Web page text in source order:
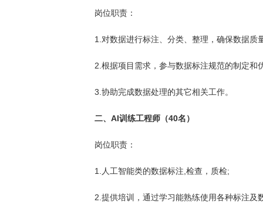
岗位职责：
1.对数据进行标注、分类、整理，确保数据质
2.根据项目需求，参与数据标注规范的制定和
3.协助完成数据处理的其它相关工作。
二、AI训练工程师（40名）
岗位职责：
1.人工智能类的数据标注,检查，质检;
2.提供培训，通过学习能熟练使用各种标注及